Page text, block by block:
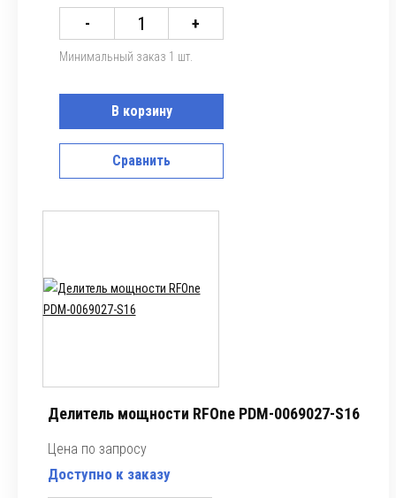
- +
Минимальный заказ 1 шт.
В корзину
Сравнить
Делитель мощности RFOne PDM-0069027-S16
Цена по запросу
Доступно к заказу